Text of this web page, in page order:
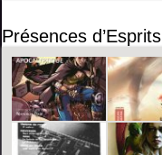
Présences d’Esprits